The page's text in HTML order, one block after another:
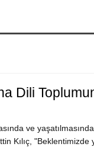
Dili
ve
Kılıç, "Beklentimizde